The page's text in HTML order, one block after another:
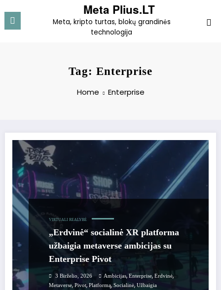
to
content
Meta Plius.LT
Meta, kripto turtas, blokų grandinės
technologija
Tag: Enterprise
Home Enterprise
VIRTUALI REALYBĖ
„Erdvinė“ socialinė XR platforma
užbaigia metaverse ambicijas su
Enterprise Pivot
3 Birželio, 2026 Ambicijas, Enterprise, Erdvinė,
Metaverse, Pivot, Platformą, Socialinė, Užbaigia